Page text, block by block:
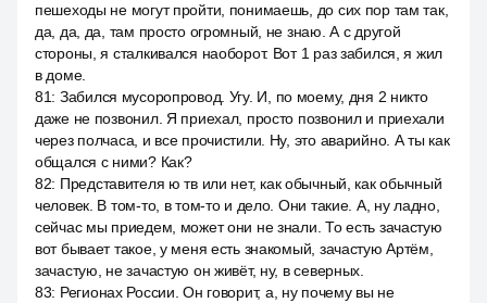
пешеходы не могут пройти, понимаешь, до сих пор там так,
да, да, да, там просто огромный, не знаю. А с другой
стороны, я сталкивался наоборот. Вот 1 раз забился, я жил
в доме.
81: Забился мусоропровод. Угу. И, по моему, дня 2 никто
даже не позвонил. Я приехал, просто позвонил и приехали
через полчаса, и все прочистили. Ну, это аварийно. А ты как
общался с ними? Как?
82: Представителя ю тв или нет, как обычный, как обычный
человек. В том-то, в том-то и дело. Они такие. А, ну ладно,
сейчас мы приедем, может они не знали. То есть зачастую
вот бывает такое, у меня есть знакомый, зачастую Артём,
зачастую, не зачастую он живёт, ну, в северных.
83: Регионах России. Он говорит, а, ну почему вы не